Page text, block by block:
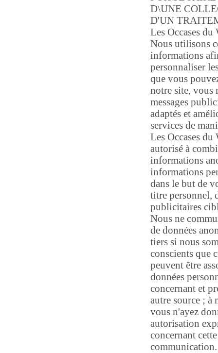
D\UNE
D'UN
Les Occases du
Nous utilisons
informations
personnaliser
que vous
notre site, vous
messages
adaptés et
services de
Les Occases du
autorisé à
informations
informations
dans le but de
titre personnel,
publicitaires
Nous ne
de données
tiers si nous
conscients que
peuvent être
données
concernant et
autre source ; à
vous n'ayez
autorisation
concernant cette
communication.